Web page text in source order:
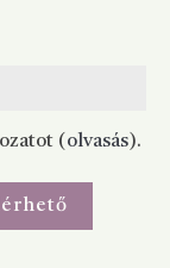
( olvasás).